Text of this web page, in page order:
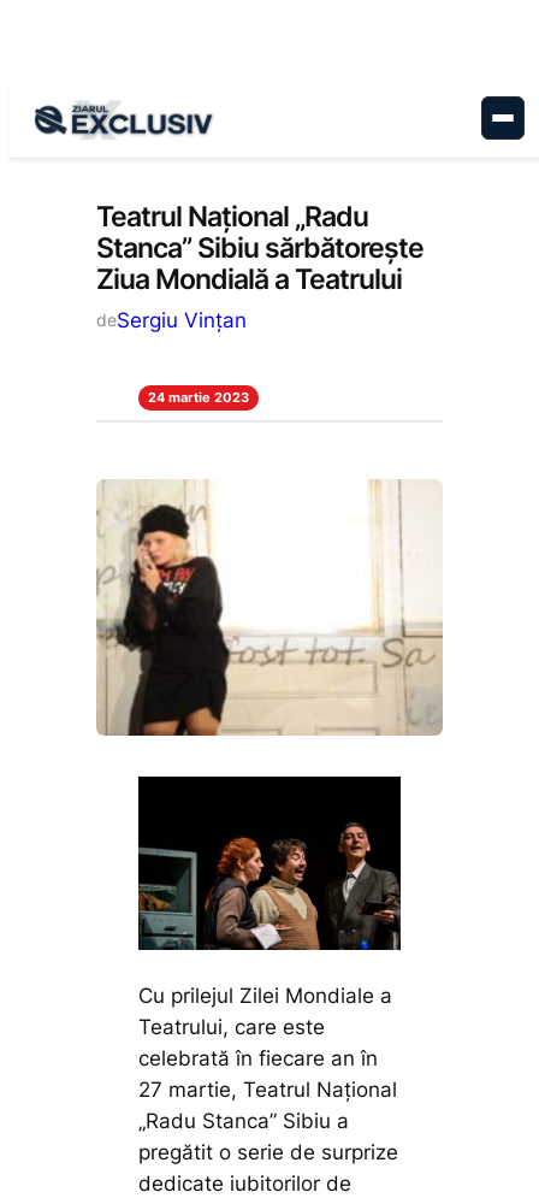
Cultură, Stiri la zi
Teatrul Național „Radu
Stanca” Sibiu sărbătorește
Ziua Mondială a Teatrului
deSergiu Vințan
24 martie 2023
Cu prilejul Zilei Mondiale a
Teatrului, care este
celebrată în fiecare an în
27 martie, Teatrul Național
„Radu Stanca” Sibiu a
pregătit o serie de surprize
dedicate iubitorilor de